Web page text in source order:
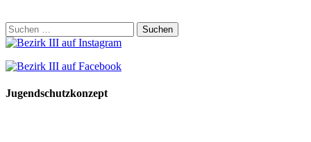
Suchen
nach:
Jugendschutzkonzept